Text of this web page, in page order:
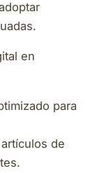
en
para
de